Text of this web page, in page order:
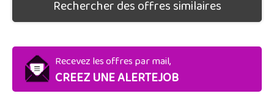
Rechercher des offres similaires
Recevez les offres par mail,
CREEZ UNE ALERTEJOB